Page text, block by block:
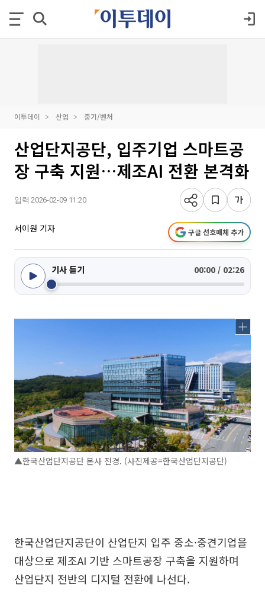
이투데이 산업 중기/벤처
산업단지공단, 입주기업 스마트공
장 구축 지원…제조AI 전환 본격화
입력 2026-02-09 11:20
서이원 기자 구글 선호매체 추가
기사 듣기 00:00 / 02:26
▲한국산업단지공단 본사 전경. (사진제공=한국산업단지공단)
한국산업단지공단이 산업단지 입주 중소·중견기업을
대상으로 제조AI 기반 스마트공장 구축을 지원하며
산업단지 전반의 디지털 전환에 나선다.